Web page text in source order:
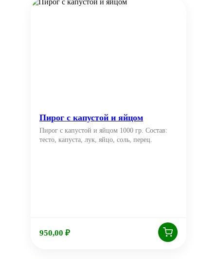
Пирог с капустой и яйцом
Пирог с капустой и яйцом 1000 гр. Состав:
тесто, капуста, лук, яйцо, соль, перец.
950,00 ₽